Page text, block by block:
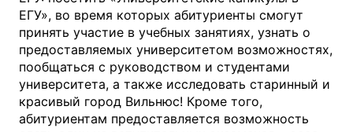
ЕГУ», во время которых абитуриенты смогут
принять участие в учебных занятиях, узнать о
предоставляемых университетом возможностях,
пообщаться с руководством и студентами
университета, а также исследовать старинный и
красивый город Вильнюс! Кроме того,
абитуриентам предоставляется возможность